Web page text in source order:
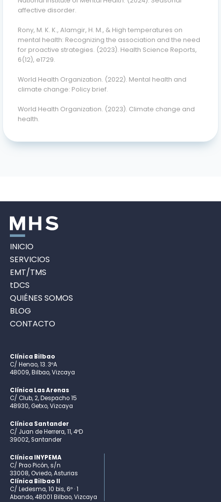
affective disorder.
Rony, M. K. K., Alamgir, H. M., & High temperatures on
mental health: Recognizing the association and the need
for proactive strategies. (2023). Health Science Reports,
6(12), e1729.
World Health Organization. (2022). Mental health and
climate change: Policy brief.
World Health Organization. (2023). Climate change and
health.
INICIO
SERVICIOS
EMT/TMS
tDCS
QUIÉNES SOMOS
BLOG
CONTACTO
Clínica Bilbao
C/ Henao, 13. 3ºA
48009, Bilbao, Vizcaya
Clínica Las Arenas
C/ Club, 2, Despacho 15
48930, Getxo, Vizcaya
Clínica Santander
C/ Juan de Herrera, 11, 4ºD
39002, Santander
Clínica INYPEMA
C/ Prao Picón, s/n
33008, Oviedo, Asturias
Clínica Bilbao II
C/ Ledesma, 10 bis, 6º · 1
Abando, 48001 Bilbao, Vizcaya